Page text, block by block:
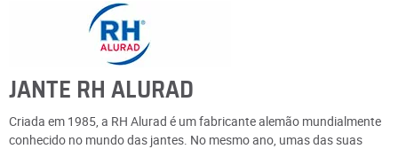
JANTE RH ALURAD
Criada em 1985, a RH Alurad é um fabricante alemão mundialmente
conhecido no mundo das jantes. No mesmo ano, umas das suas